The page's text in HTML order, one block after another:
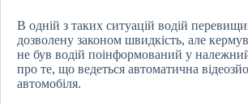
В одній з таких ситуацій водій
дозволену законом швидкість, але
не був водій поінформований у
про те, що ведеться автоматична
автомобіля.